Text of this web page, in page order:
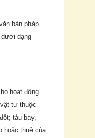
bản pháp
dưới dạng
hoạt động
tư thuộc
tàu bay,
hoặc thuê của